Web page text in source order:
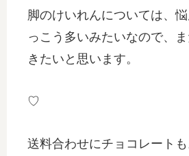
脚のけいれんについては、
っこう多いみたいなので、
きたいと思います。
♡
送料合わせにチョコレート